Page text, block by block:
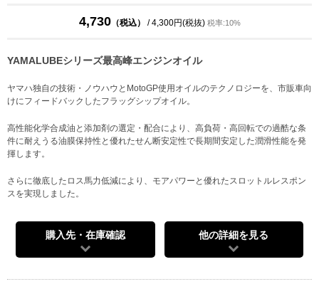
4,730（税込） / 4,300円(税抜) 税率:10%
YAMALUBEシリーズ最高峰エンジンオイル
ヤマハ独自の技術・ノウハウとMotoGP使用オイルのテクノロジーを、市販車向
けにフィードバックしたフラッグシップオイル。
高性能化学合成油と添加剤の選定・配合により、高負荷・高回転での過酷な条
件に耐えうる油膜保持性と優れたせん断安定性で長期間安定した潤滑性能を発
揮します。
さらに徹底したロス馬力低減により、モアパワーと優れたスロットルレスポン
スを実現しました。
購入先・在庫確認 他の詳細を見る